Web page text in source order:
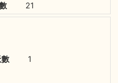
21
1